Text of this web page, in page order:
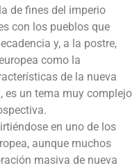
de fines del imperio
con los pueblos que
y, a la postre,
como la
de la nueva
es un tema muy complejo
en uno de los
aunque muchos
masiva de nueva